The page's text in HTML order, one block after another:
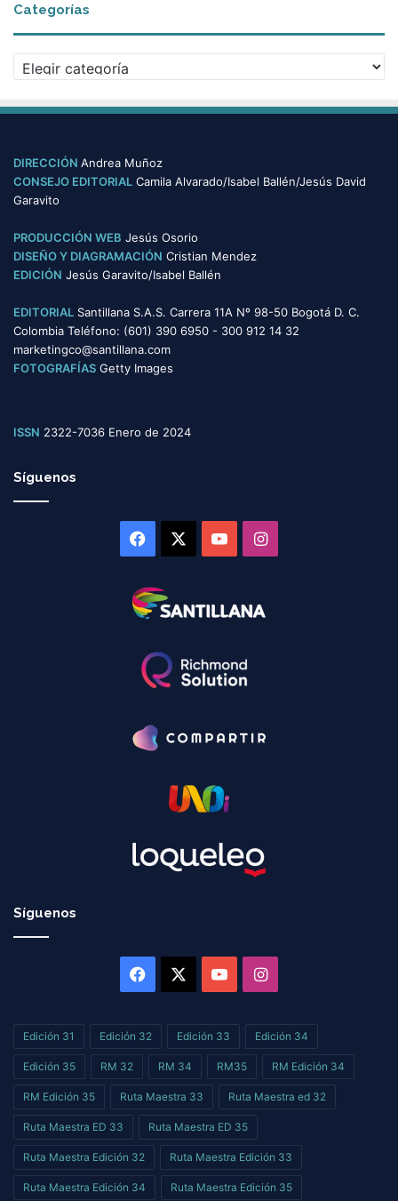
h
i
Categorías
a
e
o
r
s
DIRECCIÓN Andrea Muñoz
CONSEJO EDITORIAL Camila Alvarado/Isabel Ballén/Jesús David
Garavito
PRODUCCIÓN WEB Jesús Osorio
DISEÑO Y DIAGRAMACIÓN Cristian Mendez
EDICIÓN Jesús Garavito/Isabel Ballén
EDITORIAL Santillana S.A.S. Carrera 11A Nº 98-50 Bogotá D. C.
Colombia Teléfono: (601) 390 6950 - 300 912 14 32
marketingco@santillana.com
FOTOGRAFÍAS Getty Images
ISSN 2322-7036 Enero de 2024
Síguenos
Facebook YouTubeInstagram
Síguenos
Facebook YouTubeInstagram
Edición 31 Edición 32 Edición 33 Edición 34
Edición 35 RM 32 RM 34 RM35 RM Edición 34
RM Edición 35 Ruta Maestra 33 Ruta Maestra ed 32
Ruta Maestra ED 33 Ruta Maestra ED 35
Ruta Maestra Edición 32 Ruta Maestra Edición 33
Ruta Maestra Edición 34 Ruta Maestra Edición 35